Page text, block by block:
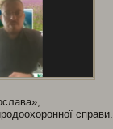
справи.